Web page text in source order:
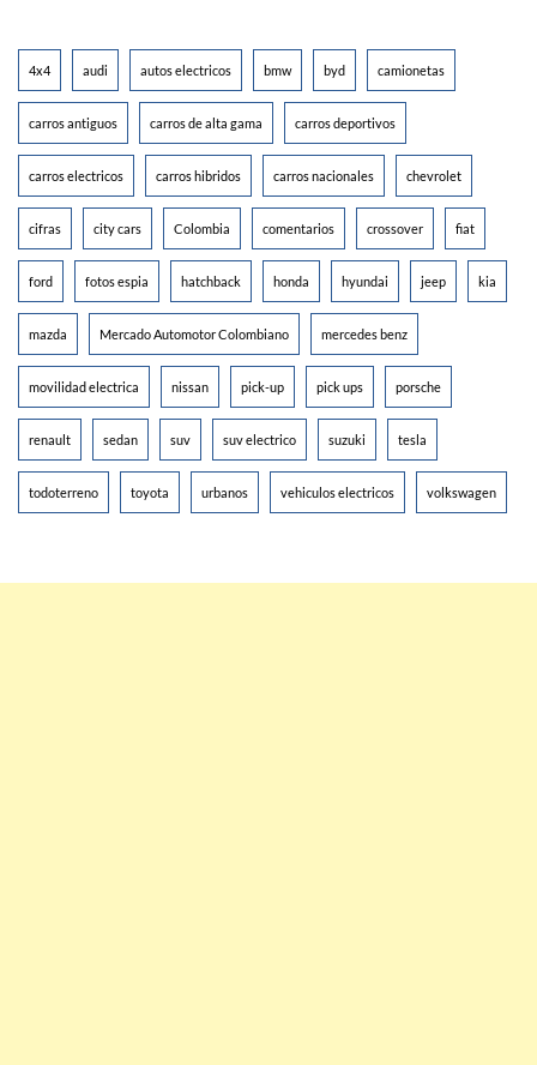
4x4 audi autos electricos bmw byd camionetas
carros antiguos carros de alta gama carros deportivos
carros electricos carros hibridos carros nacionales chevrolet
cifras city cars Colombia comentarios crossover fiat
ford fotos espia hatchback honda hyundai jeep kia
mazda Mercado Automotor Colombiano mercedes benz
movilidad electrica nissan pick-up pick ups porsche
renault sedan suv suv electrico suzuki tesla
todoterreno toyota urbanos vehiculos electricos volkswagen